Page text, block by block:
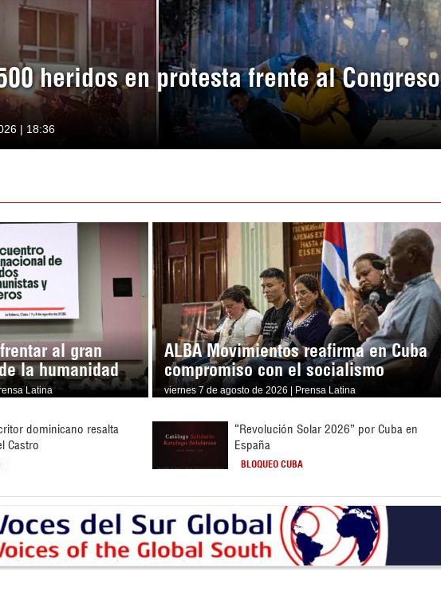
heridos en protesta frente al Congreso
| 18:36
al gran
la humanidad
Latina
ALBA Movimientos reafirma en Cuba
compromiso con el socialismo
viernes 7 de agosto de 2026 | Prensa Latina
dominicano resalta
Castro
“Revolución Solar 2026” por Cuba en
España
BLOQUEO CUBA